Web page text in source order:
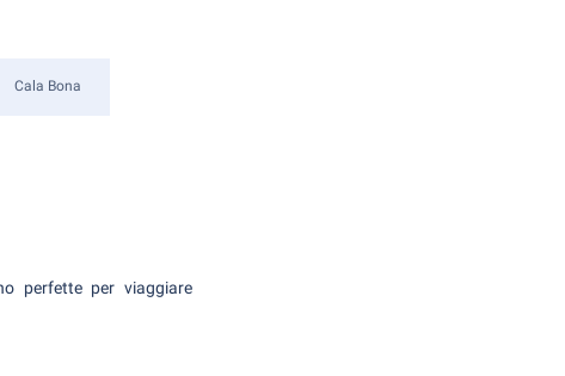
Cala Bona
perfette per viaggiare